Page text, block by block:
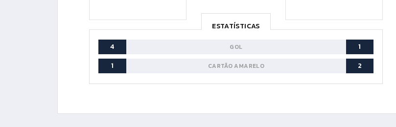
ESTATÍSTICAS
4
GOL
1
1
CARTÃO AMARELO 2